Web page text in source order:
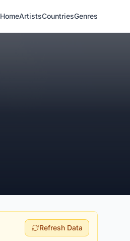
HomeArtistsCountriesGenres
Refresh Data